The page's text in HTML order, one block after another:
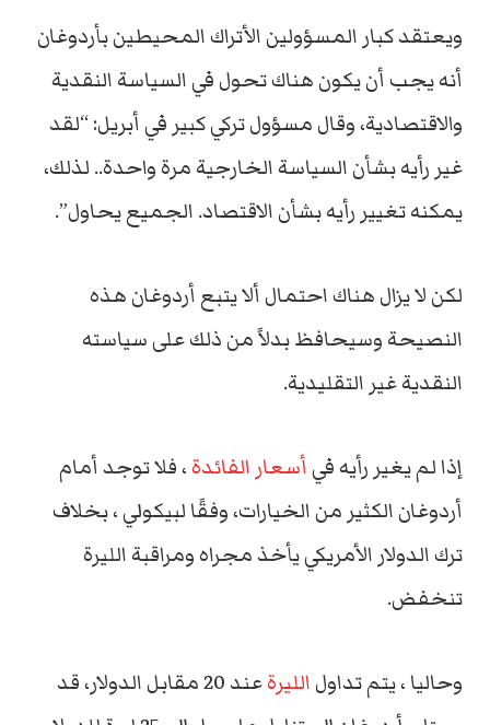
ويعتقد كبار المسؤولين الأتراك المحيطين بأردوغان
أنه يجب أن يكون هناك تحول في السياسة النقدية
والاقتصادية، وقال مسؤول تركي كبير في أبريل: “لقد
غير رأيه بشأن السياسة الخارجية مرة واحدة.. لذلك،
يمكنه تغيير رأيه بشأن الاقتصاد. الجميع يحاول”.
لكن لا يزال هناك احتمال ألا يتبع أردوغان هذه
النصيحة وسيحافظ بدلاً من ذلك على سياسته
النقدية غير التقليدية.
إذا لم يغير رأيه فيأسعار الفائدة، فلا توجد أمام
أردوغان الكثير من الخيارات، وفقًا لبيكولي ، بخلاف
ترك الدولار الأمريكي يأخذ مجراه ومراقبة الليرة
تنخفض.
وحاليا ، يتم تداولالليرة
عند 20 مقابل الدولار، قد